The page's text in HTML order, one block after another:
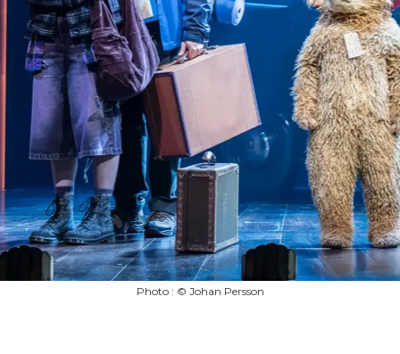
Photo : © Johan Persson